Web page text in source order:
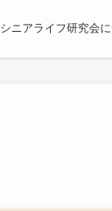
シニアライフ研究会